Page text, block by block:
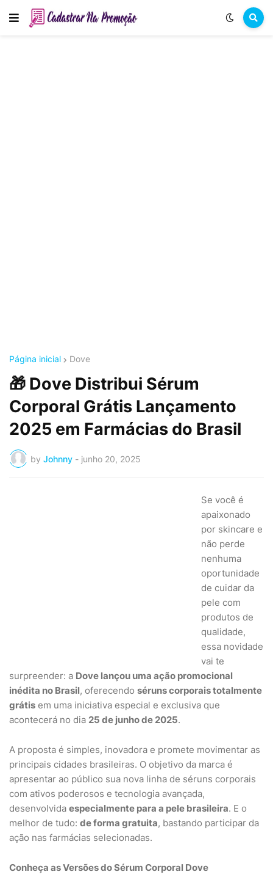
Página inicial Dove
🎁 Dove Distribui Sérum
Corporal Grátis Lançamento
2025 em Farmácias do Brasil
by Johnny - junho 20, 2025
Se você é
apaixonado
por skincare e
não perde
nenhuma
oportunidade
de cuidar da
pele com
produtos de
qualidade,
essa novidade
vai te
surpreender: a Dove lançou uma ação promocional
inédita no Brasil, oferecendo séruns corporais totalmente
grátis em uma iniciativa especial e exclusiva que
acontecerá no dia 25 de junho de 2025.
A proposta é simples, inovadora e promete movimentar as
principais cidades brasileiras. O objetivo da marca é
apresentar ao público sua nova linha de séruns corporais
com ativos poderosos e tecnologia avançada,
desenvolvida especialmente para a pele brasileira. E o
melhor de tudo: de forma gratuita, bastando participar da
ação nas farmácias selecionadas.
Conheça as Versões do Sérum Corporal Dove